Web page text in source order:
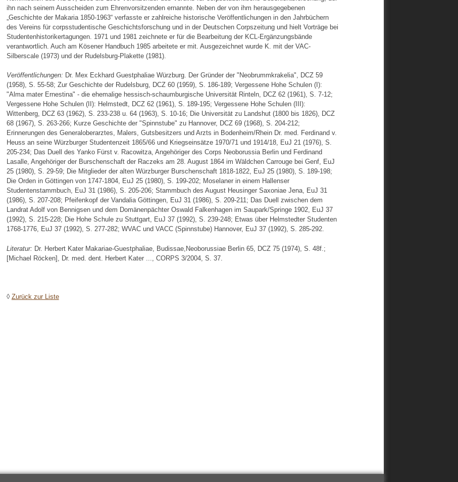
ihn nach seinem Ausscheiden zum Ehrenvorsitzenden ernannte. Neben der von ihm herausgegebenen
„Geschichte der Makaria 1850-1963“ verfasste er zahlreiche historische Veröffentlichungen in den Jahrbüchern
des Vereins für corpsstudentische Geschichtsforschung und in der Deutschen Corpszeitung und hielt Vorträge bei
Studentenhistorikertagungen. 1971 und 1981 zeichnete er für die Bearbeitung der KCL-Ergänzungsbände
verantwortlich. Auch am Kösener Handbuch 1985 arbeitete er mit. Ausgezeichnet wurde K. mit der VAC-
Silberscale (1973) und der Rudelsburg-Plakette (1981).
Veröffentlichungen: Dr. Mex Eckhard Guestphaliae Würzburg. Der Gründer der "Neobrummkrakelia", DCZ 59
(1958), S. 55-58; Zur Geschichte der Rudelsburg, DCZ 60 (1959), S. 186-189; Vergessene Hohe Schulen (I):
"Alma mater Ernestina" - die ehemalige hessisch-schaumburgische Universität Rinteln, DCZ 62 (1961), S. 7-12;
Vergessene Hohe Schulen (II): Helmstedt, DCZ 62 (1961), S. 189-195; Vergessene Hohe Schulen (III):
Wittenberg, DCZ 63 (1962), S. 233-238 u. 64 (1963), S. 10-16; Die Universität zu Landshut (1800 bis 1826), DCZ
68 (1967), S. 263-266; Kurze Geschichte der "Spinnstube" zu Hannover, DCZ 69 (1968), S. 204-212;
Erinnerungen des Generaloberarztes, Malers, Gutsbesitzers und Arzts in Bodenheim/Rhein Dr. med. Ferdinand v.
Heuss an seine Würzburger Studentenzeit 1865/66 und Kriegseinsätze 1970/71 und 1914/18, EuJ 21 (1976), S.
205-234; Das Duell des Yanko Fürst v. Racowitza, Angehöriger des Corps Neoborussia Berlin und Ferdinand
Lasalle, Angehöriger der Burschenschaft der Raczeks am 28. August 1864 im Wäldchen Carrouge bei Genf, EuJ
25 (1980), S. 29-59; Die Mitglieder der alten Würzburger Burschenschaft 1818-1822, EuJ 25 (1980), S. 189-198;
Die Orden in Göttingen von 1747-1804, EuJ 25 (1980), S. 199-202; Moselaner in einem Hallenser
Studentenstammbuch, EuJ 31 (1986), S. 205-206; Stammbuch des August Heusinger Saxoniae Jena, EuJ 31
(1986), S. 207-208; Pfeifenkopf der Vandalia Göttingen, EuJ 31 (1986), S. 209-211; Das Duell zwischen dem
Landrat Adolf von Bennigsen und dem Domänenpächter Oswald Falkenhagen im Saupark/Springe 1902, EuJ 37
(1992), S. 215-228; Die Hohe Schule zu Stuttgart, EuJ 37 (1992), S. 239-248; Etwas über Helmstedter Studenten
1768-1776, EuJ 37 (1992), S. 277-282; WVAC und VACC (Spinnstube) Hannover, EuJ 37 (1992), S. 285-292.
Literatur: Dr. Herbert Kater Makariae-Guestphaliae, Budissae,Neoborussiae Berlin 65, DCZ 75 (1974), S. 48f.;
[Michael Röcken], Dr. med. dent. Herbert Kater ..., CORPS 3/2004, S. 37.
◊ Zurück zur Liste